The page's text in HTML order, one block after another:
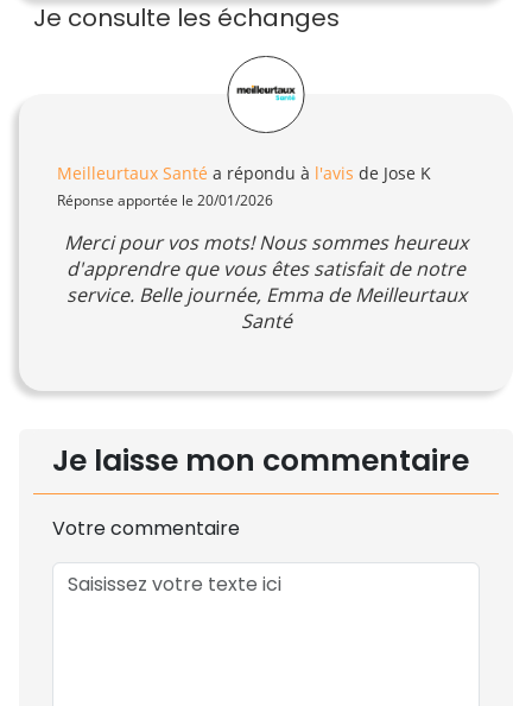
Je consulte les échanges
Meilleurtaux Santé a répondu à l'avis de Jose K
Réponse apportée le 20/01/2026
Merci pour vos mots! Nous sommes heureux
d'apprendre que vous êtes satisfait de notre
service. Belle journée, Emma de Meilleurtaux
Santé
Je laisse mon commentaire
Votre commentaire